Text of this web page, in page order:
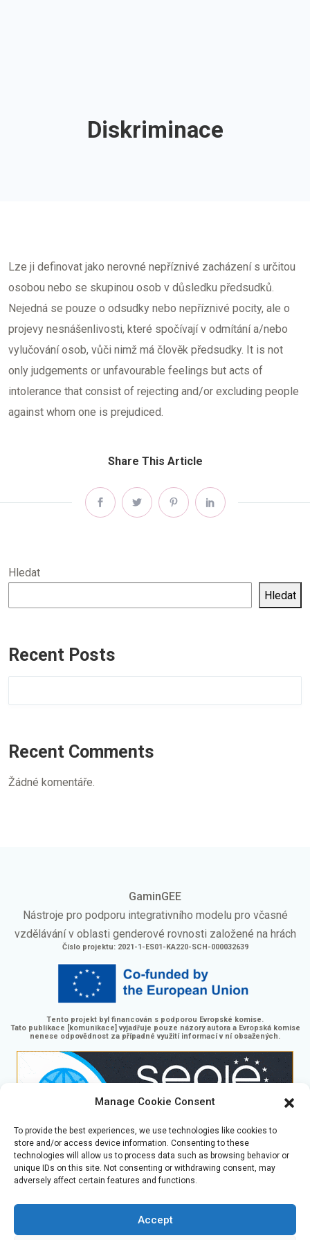
Manage Cookie Consent
To provide the best experiences, we use technologies like cookies to
store and/or access device information. Consenting to these
technologies will allow us to process data such as browsing behavior or
unique IDs on this site. Not consenting or withdrawing consent, may
adversely affect certain features and functions.
Accept
Diskriminace
Lze ji definovat jako nerovné nepříznivé zacházení s určitou
osobou nebo se skupinou osob v důsledku předsudků.
Nejedná se pouze o odsudky nebo nepříznivé pocity, ale o
projevy nesnášenlivosti, které spočívají v odmítání a/nebo
vylučování osob, vůči nimž má člověk předsudky. It is not
only judgements or unfavourable feelings but acts of
intolerance that consist of rejecting and/or excluding people
against whom one is prejudiced.
Share This Article
Hledat
Hledat
Recent Posts
Recent Comments
Žádné komentáře.
GaminGEE
Nástroje pro podporu integrativního modelu pro včasné
vzdělávání v oblasti genderové rovnosti založené na hrách
Číslo projektu: 2021-1-ES01-KA220-SCH-000032639
Tento projekt byl financován s podporou Evropské komise.
Tato publikace [komunikace] vyjadřuje pouze názory autora a Evropská komise
nenese odpovědnost za případné využití informací v ní obsažených.
GaminGEE Learning platform odGaminGEE projectje
licencován podCC BY-NC-SA 4.0